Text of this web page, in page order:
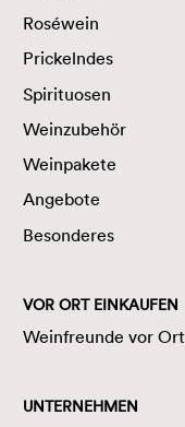
Roséwein
Prickelndes
Spirituosen
Weinzubehör
Weinpakete
Angebote
Besonderes
VOR ORT EINKAUFEN
Weinfreunde vor Ort
UNTERNEHMEN